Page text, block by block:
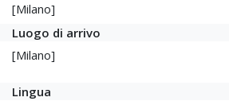
[Milano]
Luogo di arrivo
[Milano]
Lingua